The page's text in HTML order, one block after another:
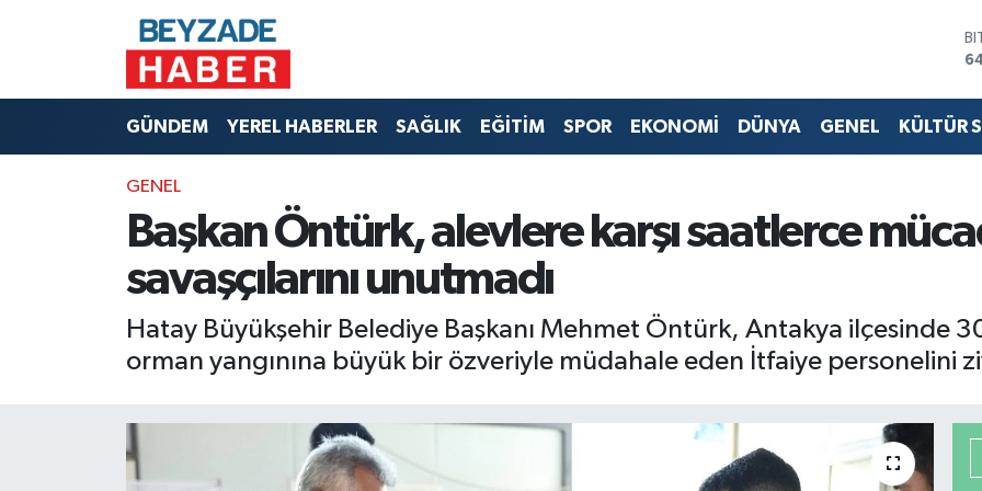
GÜNDEM YEREL HABERLER SAĞLIK EĞİTİM SPOR EKONOMİ DÜNYA GENEL KÜLTÜR
GENEL
Başkan Öntürk, alevlere karşı saatlerce
savaşçılarını unutmadı
Hatay Büyükşehir Belediye Başkanı Mehmet Öntürk, Antakya ilçesinde
orman yangınına büyük bir özveriyle müdahale eden İtfaiye personelini
Hava Durumu
Trafik Durumu
Süper Lig Puan Durumu ve Fikstür
Tüm Manşetler
Son Dakika Haberleri
Haber Arşivi